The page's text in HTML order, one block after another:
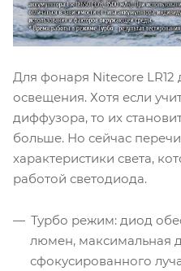
Для фонаря Nitecore LR12
освещения. Хотя если
диффузора, то их
больше. Но сейчас
характеристики света,
работой светодиода.
Турбо режим: диод
люмен, максимальная
сфокусированного